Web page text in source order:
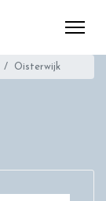
Oisterwijk